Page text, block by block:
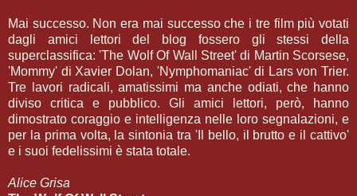
Mai successo. Non era mai successo che i tre film più votati
dagli amici lettori del blog fossero gli stessi della
superclassifica: 'The Wolf Of Wall Street' di Martin Scorsese,
'Mommy' di Xavier Dolan, 'Nymphomaniac' di Lars von Trier.
Tre lavori radicali, amatissimi ma anche odiati, che hanno
diviso critica e pubblico. Gli amici lettori, però, hanno
dimostrato coraggio e intelligenza nelle loro segnalazioni, e
per la prima volta, la sintonia tra 'Il bello, il brutto e il cattivo'
e i suoi fedelissimi è stata totale.
Alice Grisa